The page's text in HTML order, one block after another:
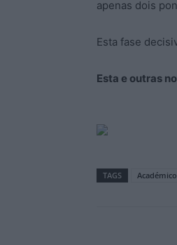
apenas dois
Esta fase
Esta e outras
TAGS